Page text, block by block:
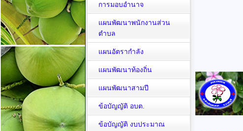
การมอบอำนาจ
แผนพัฒนาพนักงานส่วน
ตำบล
แผนอัตรากำลัง
แผนพัฒนาท้องถิ่น
แผนพัฒนาสามปี
ข้อบัญญัติ อบต.
ข้อบัญญัติ งบประมาณ